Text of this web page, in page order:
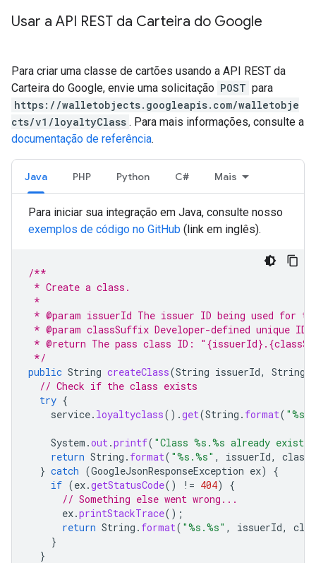
Usar a API REST da Carteira do Google
Para criar uma classe de cartões usando a API REST da
Carteira do Google, envie uma solicitação POST para
https://walletobjects.googleapis.com/walletobje
cts/v1/loyaltyClass . Para mais informações, consulte a
documentação de referência.
Java PHP Python C# Mais
Para iniciar sua integração em Java, consulte nosso
exemplos de código no GitHub (link em inglês).
/**
* Create a class.
*
* @param issuerId The issuer ID being used for
* @param classSuffix Developer-defined unique
* @return The pass class ID:
*/
public String createClass(String issuerId, String
// Check if the class exists
try {
service. loyaltyclass().get(String . format(
System .out.printf( "Class %s.%s already
return String . format( "%s.%s" , issuerId,
} catch (GoogleJsonResponseException ex)
{
if (ex.getStatusCode() != 404)
{
// Something else went wrong...
ex.printStackTrace();
return String . format( "%s.%s" , issuerId,
}
}